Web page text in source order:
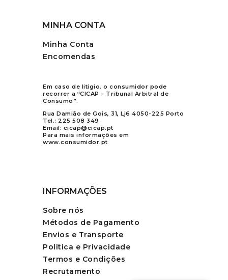
MINHA CONTA
Minha Conta
Encomendas
Em caso de litígio, o consumidor pode
recorrer a “CICAP – Tribunal Arbitral de
Consumo”.
Rua Damião de Gois, 31, Lj6 4050-225 Porto
Tel.: 225 508 349
Email: cicap@cicap.pt
Para mais informações em
www.consumidor.pt
INFORMAÇÕES
Sobre nós
Métodos de Pagamento
Envios e Transporte
Politica e Privacidade
Termos e Condições
Recrutamento